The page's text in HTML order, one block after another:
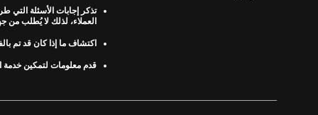
تذكر إجابات الأسئلة التي
العملاء، لذلك لا يُطلب من
اكتشاف ما إذا كان قد تم
قدم معلومات لتمكين خدمة